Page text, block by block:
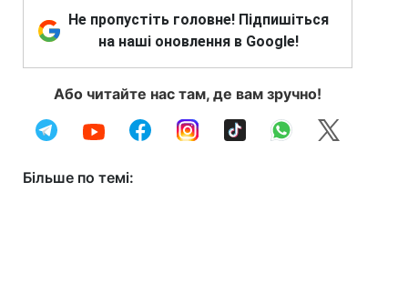
Не пропустіть головне! Підпишіться
на наші оновлення в Google!
Або читайте нас там, де вам зручно!
Більше по темі: